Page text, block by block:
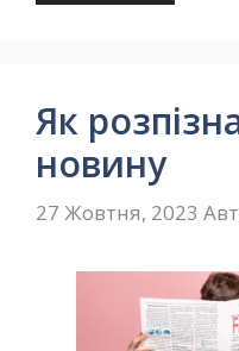
Як
новину
27 Жовтня, 2023